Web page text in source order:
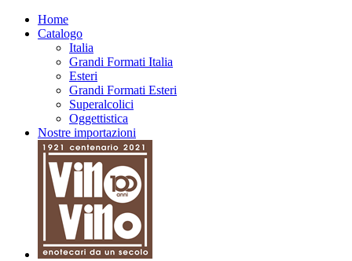
Home
Catalogo
Italia
Grandi Formati Italia
Esteri
Grandi Formati Esteri
Superalcolici
Oggettistica
Nostre importazioni